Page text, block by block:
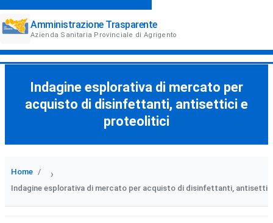
Amministrazione Trasparente
Azienda Sanitaria Provinciale di Agrigento
Indagine esplorativa di mercato per
acquisto di disinfettanti, antisettici e
proteolitici
Home ›
Indagine esplorativa di mercato per acquisto di disinfettanti,